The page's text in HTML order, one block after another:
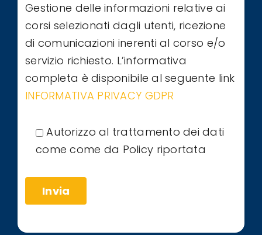
Gestione delle informazioni relative ai
corsi selezionati dagli utenti, ricezione
di comunicazioni inerenti al corso e/o
servizio richiesto. L’informativa
completa è disponibile al seguente link
INFORMATIVA PRIVACY GDPR
Autorizzo al trattamento dei dati
come come da Policy riportata